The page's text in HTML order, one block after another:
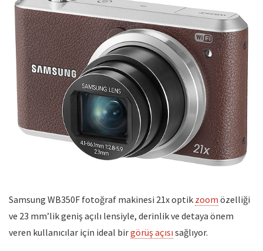
Samsung WB350F fotoğraf makinesi 21x optik zoom özelliği
ve 23 mm’lik geniş açılı lensiyle, derinlik ve detaya önem
veren kullanıcılar için ideal birgörüş açısı sağlıyor.